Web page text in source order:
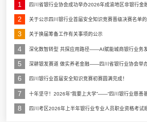
1 四川省银行业协会成功举办2026年成渝地区非银行金
2 关于公示四川银行业首届安全知识竞赛晋级决赛名单的
3 关于换届筹备工作有关事项的公示
4 深化数智转型 共探应用路径——AI赋能城商银行业务
5
6 四川银行业首届安全知识竞赛初赛圆满完成！
7 十年坚守！2026年“我要上大学”——“四川银行业慈善
8 四川考区2026年上半年银行业专业人员职业资格考试